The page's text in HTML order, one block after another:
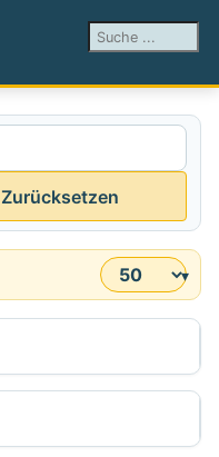
Suchen ...
Zurücksetzen